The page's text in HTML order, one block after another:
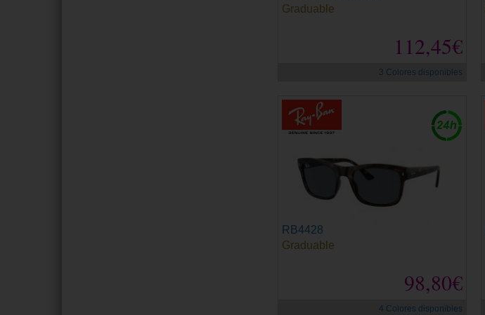
112,45€
Graduable
3 Colores disponibles
RB4428
98,80€
Graduable
4 Colores disponibles